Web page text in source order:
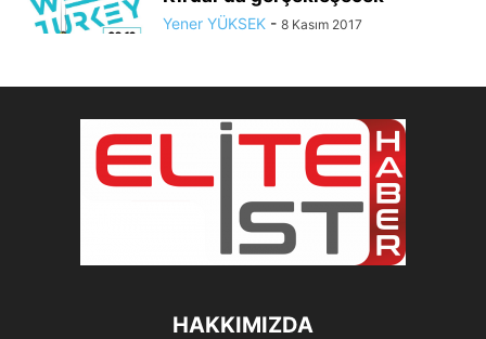
Yener YÜKSEK - 8 Kasım 2017
HAKKIMIZDA